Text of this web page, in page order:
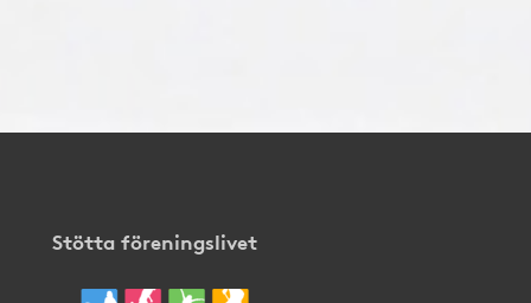
Stötta föreningslivet